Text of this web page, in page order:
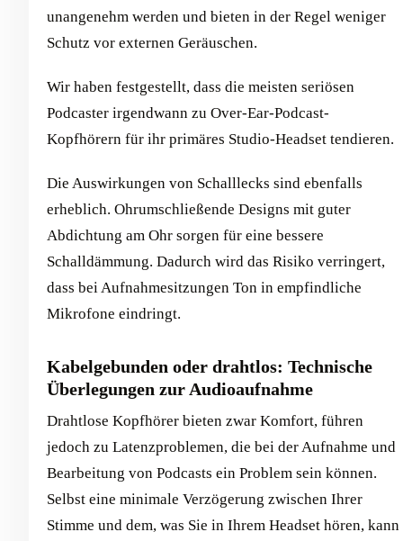
unangenehm werden und bieten in der Regel weniger
Schutz vor externen Geräuschen.
Wir haben festgestellt, dass die meisten seriösen
Podcaster irgendwann zu Over-Ear-Podcast-
Kopfhörern für ihr primäres Studio-Headset tendieren.
Die Auswirkungen von Schalllecks sind ebenfalls
erheblich. Ohrumschließende Designs mit guter
Abdichtung am Ohr sorgen für eine bessere
Schalldämmung. Dadurch wird das Risiko verringert,
dass bei Aufnahmesitzungen Ton in empfindliche
Mikrofone eindringt.
Kabelgebunden oder drahtlos: Technische
Überlegungen zur Audioaufnahme
Drahtlose Kopfhörer bieten zwar Komfort, führen
jedoch zu Latenzproblemen, die bei der Aufnahme und
Bearbeitung von Podcasts ein Problem sein können.
Selbst eine minimale Verzögerung zwischen Ihrer
Stimme und dem, was Sie in Ihrem Headset hören, kann